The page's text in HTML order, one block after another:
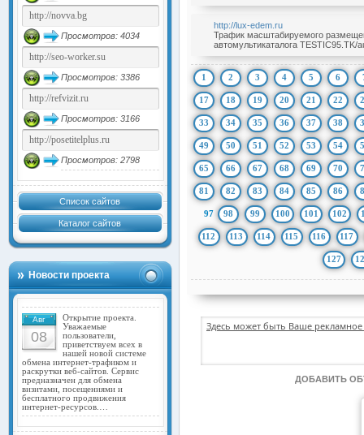
Просмотров: 4034
Просмотров: 3386
Просмотров: 3166
Просмотров: 2798
Список сайтов
Каталог сайтов
Новости проекта
Авг
08
Открытие проекта.
Уважаемые
пользователи,
приветствуем всех в
нашей новой системе
обмена интернет-трафиком и
раскрутки веб-сайтов. Сервис
предназначен для обмена
визитами, посещениями и
бесплатного продвижения
интернет-ресурсов.…
http://lux-edem.ru
Трафик масштабируемого
автомультикаталога TESTIC95.TK/
1 2 3 4 5 6
17 18 19 20 21 22
33 34 35 36 37 38
49 50 51 52 53 54
65 66 67 68 69 70
81 82 83 84 85 86
97 98 99 100 101 102
112 113 114 115 116 117
127
Здесь может быть Ваше
ДОБАВИТЬ